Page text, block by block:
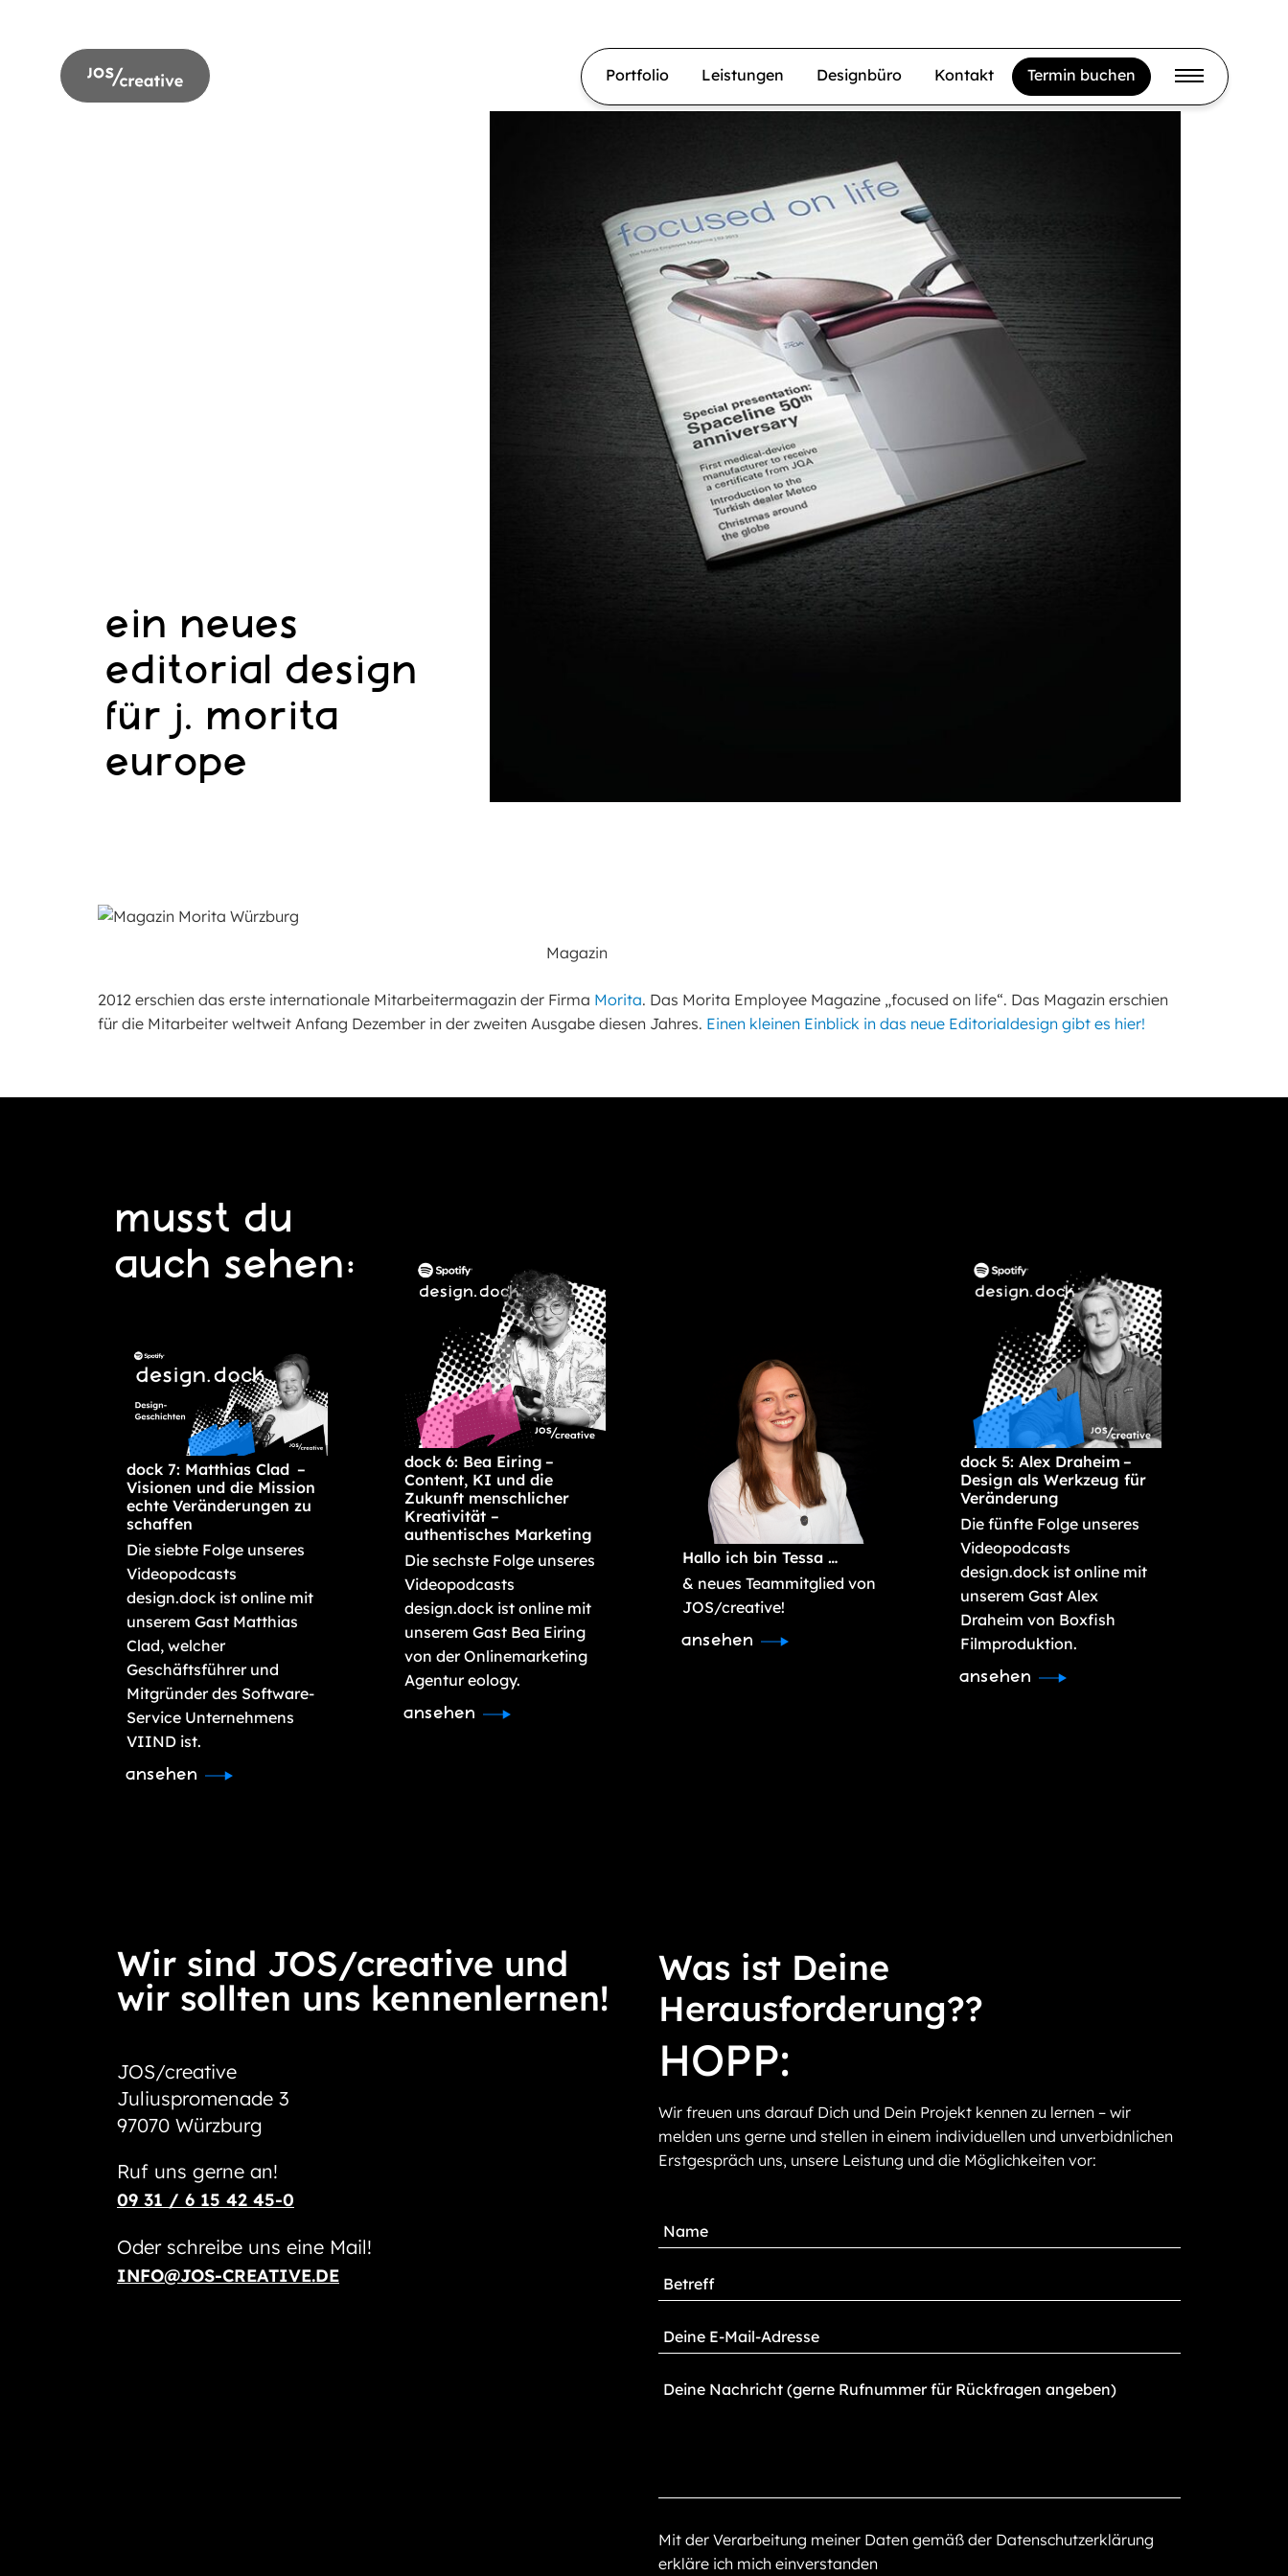
Portfolio Leistungen Designbüro Kontakt Termin buchen
ein neues
editorial design
für j. morita
europe
Magazin
2012 erschien das erste internationale Mitarbeitermagazin der Firma Morita. Das Morita Employee Magazine „focused on life“. Das Magazin erschien
für die Mitarbeiter weltweit Anfang Dezember in der zweiten Ausgabe diesen Jahres. Einen kleinen Einblick in das neue Editorialdesign gibt es hier!
musst du
auch sehen:
dock 7: Matthias Clad –
Visionen und die Mission
echte Veränderungen zu
schaffen
Die siebte Folge unseres
Videopodcasts
design.dock ist online mit
unserem Gast Matthias
Clad, welcher
Geschäftsführer und
Mitgründer des Software-
Service Unternehmens
VIIND ist.
ansehen
dock 6: Bea Eiring –
Content, KI und die
Zukunft menschlicher
Kreativität –
authentisches Marketing
Die sechste Folge unseres
Videopodcasts
design.dock ist online mit
unserem Gast Bea Eiring
von der Onlinemarketing
Agentur eology.
ansehen
Hallo ich bin Tessa …
& neues Teammitglied von
JOS/creative!
ansehen
dock 5: Alex Draheim –
Design als Werkzeug für
Veränderung
Die fünfte Folge unseres
Videopodcasts
design.dock ist online mit
unserem Gast Alex
Draheim von Boxfish
Filmproduktion.
ansehen
Wir sind JOS/creative und
wir sollten uns kennenlernen!
JOS/creative
Juliuspromenade 3
97070 Würzburg
Ruf uns gerne an!
09 31 / 6 15 42 45-0
Oder schreibe uns eine Mail!
INFO@JOS-CREATIVE.DE
Was ist Deine
Herausforderung??
HOPP:
Wir freuen uns darauf Dich und Dein Projekt kennen zu lernen – wir
melden uns gerne und stellen in einem individuellen und unverbidnlichen
Erstgespräch uns, unsere Leistung und die Möglichkeiten vor:
Mit der Verarbeitung meiner Daten gemäß der Datenschutzerklärung
erkläre ich mich einverstanden